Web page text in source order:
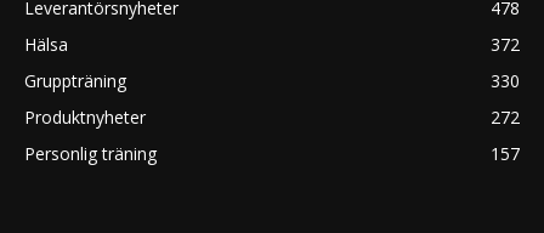
Leverantörsnyheter
478
Hälsa
372
Gruppträning
330
Produktnyheter
272
Personlig träning
157